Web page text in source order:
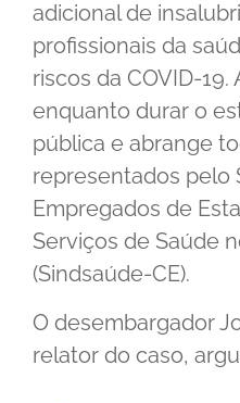
adicional de
profissionais da
riscos da COVID-19.
enquanto durar o
pública e abrange
representados pelo
Empregados de
Serviços de Saúde
(Sindsaúde-CE).
O desembargador
relator do caso,